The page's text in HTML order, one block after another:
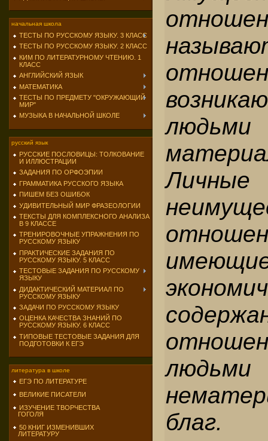
начальная школа
ТЕСТЫ ПО РУССКОМУ ЯЗЫКУ. 3 КЛАСС
ТЕСТЫ ПО РУССКОМУ ЯЗЫКУ. 2 КЛАСС
КИМ ПО ЛИТЕРАТУРНОМУ ЧТЕНИЮ. 1
КЛАСС
АНГЛИЙСКИЙ ЯЗЫК
МАТЕМАТИКА
ТЕСТЫ ПО ПРЕДМЕТУ "ОКРУЖАЮЩИЙ
МИР"
МУЗЫКА В НАЧАЛЬНОЙ ШКОЛЕ
русский язык
РУССКИЕ ПОСЛОВИЦЫ: ТОЛКОВАНИЕ
И ИЛЛЮСТРАЦИИ
ЗАДАНИЯ ПО ОРФОЭПИИ
ГРАММАТИКА РУССКОГО ЯЗЫКА
ПИШЕМ БЕЗ ОШИБОК
УДИВИТЕЛЬНЫЙ МИР ФРАЗЕОЛОГИИ
ТЕКСТЫ ДЛЯ КОМПЛЕКСНОГО АНАЛИЗА
В 9 КЛАССЕ
ТРЕНИРОВОЧНЫЕ УПРАЖНЕНИЯ ПО
РУССКОМУ ЯЗЫКУ
ПРАКТИЧЕСКИЕ ЗАДАНИЯ ПО
РУССКОМУ ЯЗЫКУ. 5 КЛАСС
ТЕСТОВЫЕ ЗАДАНИЯ ПО РУССКОМУ
ЯЗЫКУ
ДИДАКТИЧЕСКИЙ МАТЕРИАЛ ПО
РУССКОМУ ЯЗЫКУ
ЗАДАЧИ ПО РУССКОМУ ЯЗЫКУ
ОЦЕНКА КАЧЕСТВА ЗНАНИЙ ПО
РУССКОМУ ЯЗЫКУ. 6 КЛАСС
ТИПОВЫЕ ТЕСТОВЫЕ ЗАДАНИЯ ДЛЯ
ПОДГОТОВКИ К ЕГЭ
литература в школе
ЕГЭ ПО ЛИТЕРАТУРЕ
ВЕЛИКИЕ ПИСАТЕЛИ
ИЗУЧЕНИЕ ТВОРЧЕСТВА
ГОГОЛЯ
50 КНИГ ИЗМЕНИВШИХ
ЛИТЕРАТУРУ
Личные
благ.